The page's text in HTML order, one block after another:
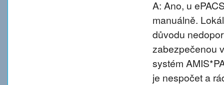
A: Ano, u
manuálně.
důvodu
zabezpečenou
systém
je nespočet a